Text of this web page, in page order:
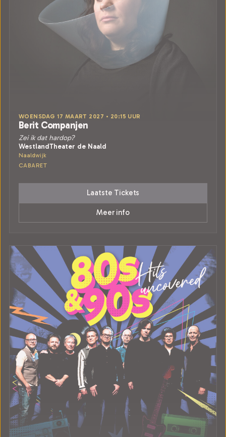
WOENSDAG 17 MAART 2027 • 20:15 UUR
Berit Companjen
Zei ik dat hardop?
WestlandTheater de Naald
Naaldwijk
CABARET
Laatste Tickets
Meer info